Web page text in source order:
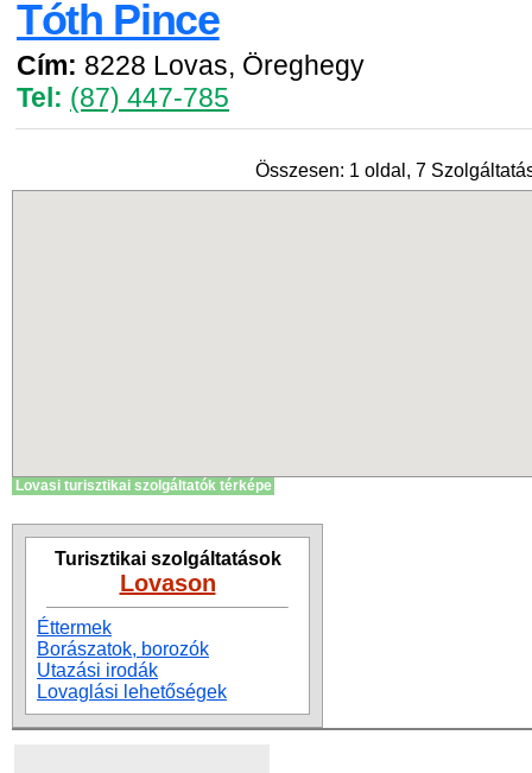
Tóth Pince
Cím: 8228 Lovas, Öreghegy
Tel: (87) 447-785
Összesen: 1 oldal, 7
Lovasi turisztikai szolgáltatók térképe
Turisztikai szolgáltatások
Lovason
Éttermek
Borászatok, borozók
Utazási irodák
Lovaglási lehetőségek